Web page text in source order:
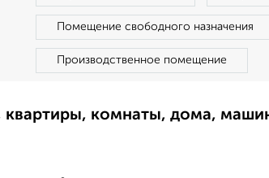
Помещение свободного назначения
Производственное помещение
комнаты, дома,